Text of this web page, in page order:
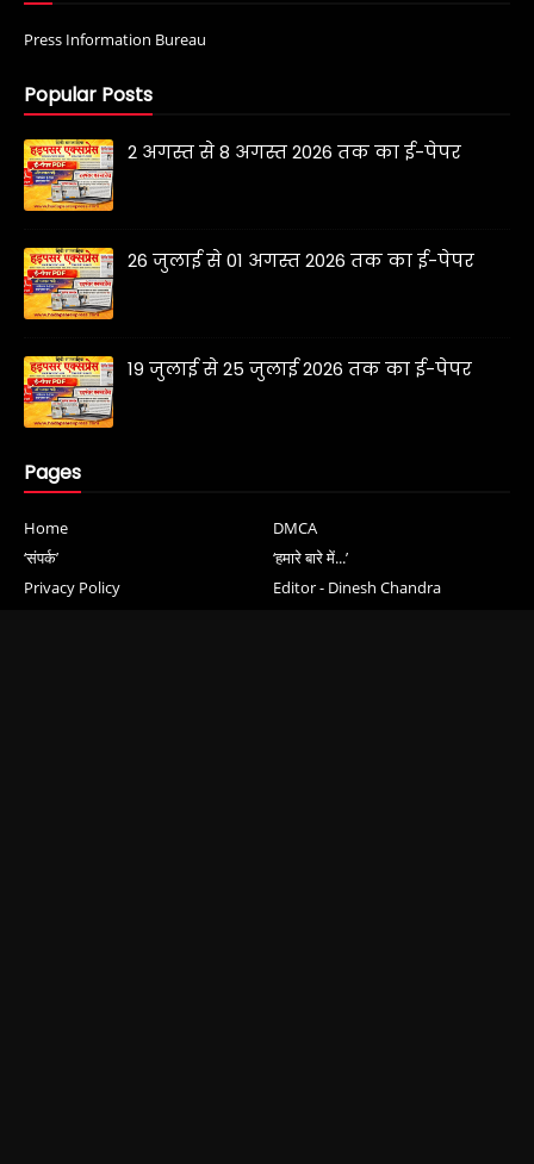
Press Information Bureau
Popular Posts
2 अगस्त से 8 अगस्त 2026 तक का ई-पेपर
26 जुलाई से 01 अगस्त 2026 तक का ई-पेपर
19 जुलाई से 25 जुलाई 2026 तक का ई-पेपर
Pages
Home
DMCA
‘संपर्क’
‘हमारे बारे में...’
Privacy Policy
Editor - Dinesh Chandra